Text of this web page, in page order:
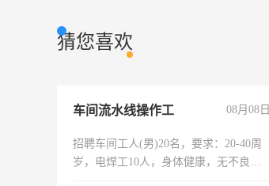
猜您喜欢
车间流水线操作工 08月08日
招聘车间工人(男)20名，要求：20-40周
岁，电焊工10人，身体健康，无不良嗜